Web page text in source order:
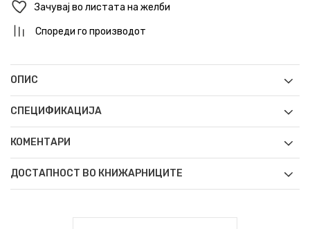
Зачувај во листата на желби
Спореди го производот
ОПИС
СПЕЦИФИКАЦИЈА
КОМЕНТАРИ
ДОСТАПНОСТ ВО КНИЖАРНИЦИТЕ